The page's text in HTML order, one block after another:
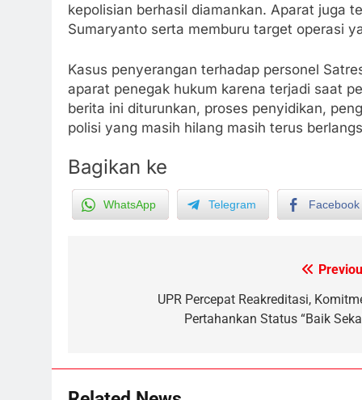
kepolisian berhasil diamankan. Aparat juga
Sumaryanto serta memburu target operasi
Kasus penyerangan terhadap personel
aparat penegak hukum karena terjadi saat
berita ini diturunkan, proses penyidikan,
polisi yang masih hilang masih terus
Bagikan ke
WhatsApp Telegram Facebook
navigationUPR Percepat Reakreditasi,
Pertahankan Status “Baik
Tak Ada Lagi Pajak Terlewat,
Manajemen FEB UPR Cetak
Lulusan Siap Kerja Melalui